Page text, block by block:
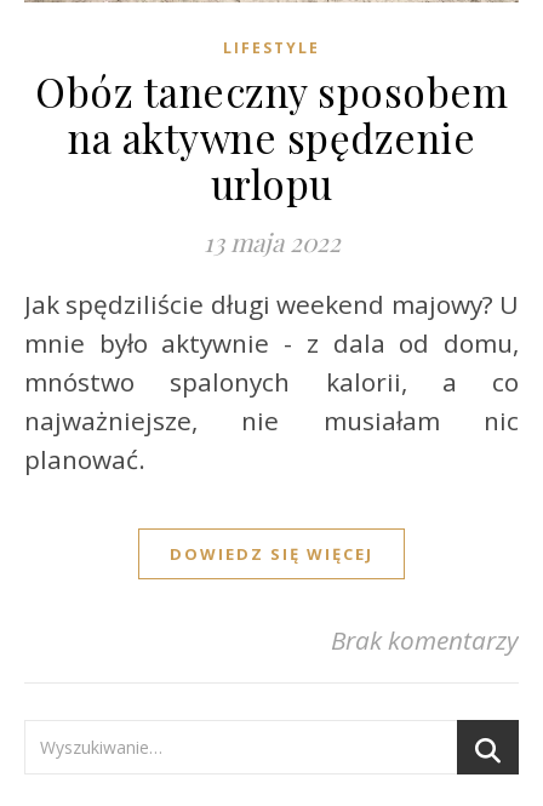
LIFESTYLE
Obóz taneczny sposobem
na aktywne spędzenie
urlopu
13 maja 2022
Jak spędziliście długi weekend majowy? U
mnie było aktywnie - z dala od domu,
mnóstwo spalonych kalorii, a co
najważniejsze, nie musiałam nic
planować.
DOWIEDZ SIĘ WIĘCEJ
Brak komentarzy